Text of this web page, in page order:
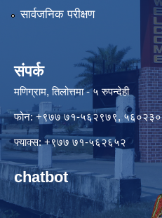
सार्वजनिक परीक्षण
संपर्क
मणिग्राम, तिलोत्तमा - ५ रुपन्देही
फोन: +९७७ ७१-५६२९७९, ५६०२३०
फ्याक्स: +९७७ ७१-५६२६५२
chatbot